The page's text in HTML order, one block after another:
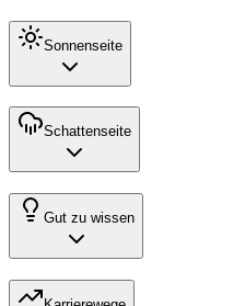
Sonnenseite
Schattenseite
Gut zu wissen